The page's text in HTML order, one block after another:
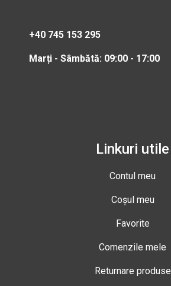
+40 745 153 295
Marți - Sâmbătă: 09:00 - 17:00
Linkuri utile
Contul meu
Coșul meu
Favorite
Comenzile mele
Returnare produse